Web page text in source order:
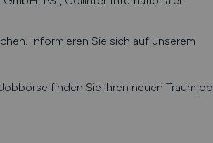
Informieren Sie sich auf unserem
finden Sie ihren neuen Traumjob.